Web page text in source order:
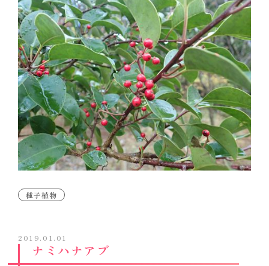
種子植物
2019.01.01
ナミハナアブ